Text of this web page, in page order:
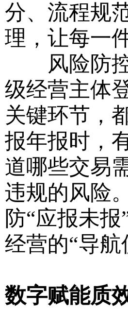
分、流程规
理，让每一
风险防控
级经营主体
关键环节，
报年报时，
道哪些交易
违规的风险
防“应报未
经营的“导航
数字赋能质